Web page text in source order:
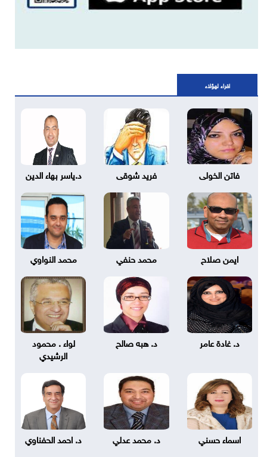
اقراء لهؤلاء
فاتن الخولى فريد شوقى د.ياسر بهاء الدين
ايمن صلاح محمد حنفي محمد النواوي
د. غادة عامر د. هبه صالح
لواء . محمود
الرشيدي
اسماء حسني د. محمد عدلي د. احمد الحفناوي